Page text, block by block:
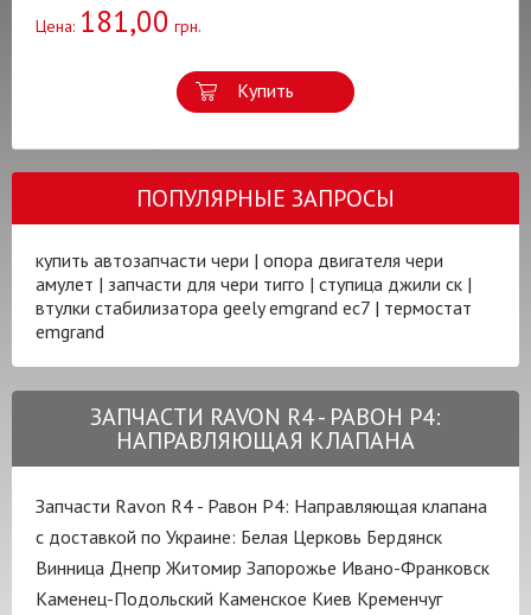
Цена: 181,00 грн.
Купить
ПОПУЛЯРНЫЕ ЗАПРОСЫ
купить автозапчасти чери | опора двигателя чери
амулет | запчасти для чери тигго | ступица джили ск |
втулки стабилизатора geely emgrand ec7 | термостат
emgrand
ЗАПЧАСТИ RAVON R4 - РАВОН Р4:
НАПРАВЛЯЮЩАЯ КЛАПАНА
Запчасти Ravon R4 - Равон Р4: Направляющая клапана
с доставкой по Украине: Белая Церковь Бердянск
Винница Днепр Житомир Запорожье Ивано-Франковск
Каменец-Подольский Каменское Киев Кременчуг